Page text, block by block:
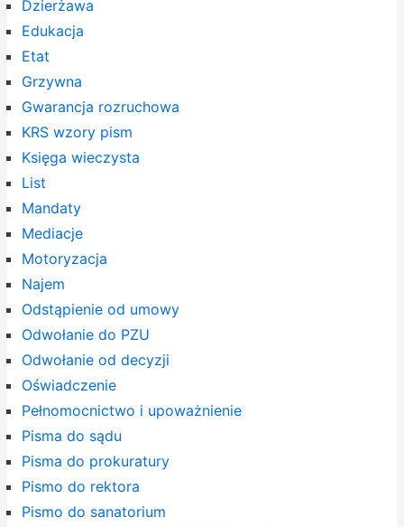
Dzierżawa
Edukacja
Etat
Grzywna
Gwarancja rozruchowa
KRS wzory pism
Księga wieczysta
List
Mandaty
Mediacje
Motoryzacja
Najem
Odstąpienie od umowy
Odwołanie do PZU
Odwołanie od decyzji
Oświadczenie
Pełnomocnictwo i upoważnienie
Pisma do sądu
Pisma do prokuratury
Pismo do rektora
Pismo do sanatorium